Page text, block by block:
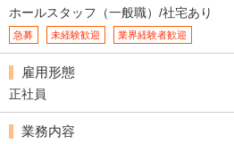
ホールスタッフ（一般職）/社宅あり
急募 未経験歓迎 業界経験者歓迎
雇用形態
正社員
業務内容